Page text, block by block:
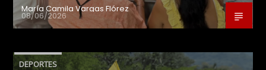
María Camila Vargas Flórez
08/06/2026
DEPORTES